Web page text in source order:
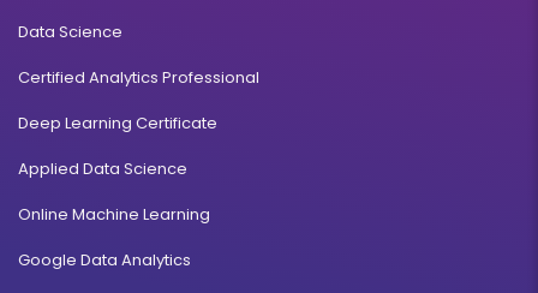
Data Science
Certified Analytics Professional
Deep Learning Certificate
Applied Data Science
Online Machine Learning
Google Data Analytics